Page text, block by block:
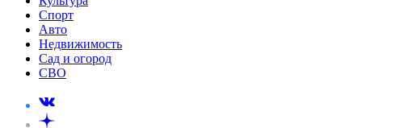
Спорт
Авто
Недвижимость
Сад и огород
СВО